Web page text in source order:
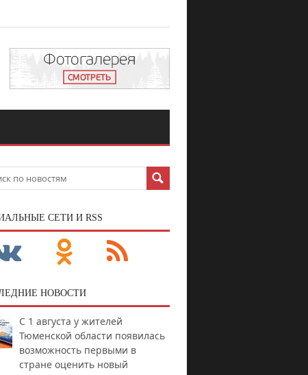
СЕТИ И RSS
НОВОСТИ
С 1 августа у жителей
Тюменской области появилась
возможность первыми в
стране оценить новый